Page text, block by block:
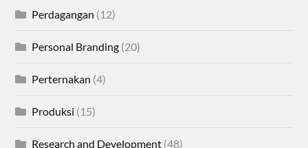
Perdagangan (12)
Personal Branding (20)
Perternakan (4)
Produksi (15)
Research and Development (48)